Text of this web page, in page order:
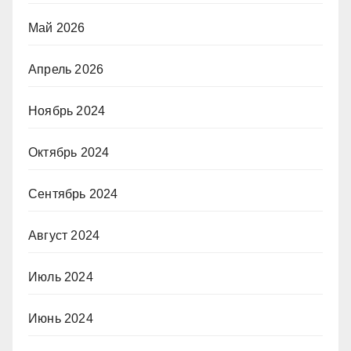
Май 2026
Апрель 2026
Ноябрь 2024
Октябрь 2024
Сентябрь 2024
Август 2024
Июль 2024
Июнь 2024